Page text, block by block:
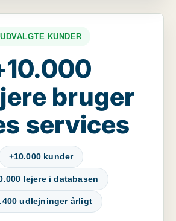
UDVALGTE KUNDER
bruger
services
+10.000 kunder
lejere i databasen
udlejninger årligt